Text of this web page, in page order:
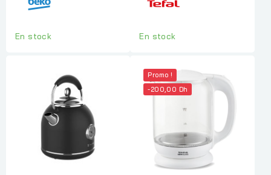
En stock En stock
Promo !
-200,00 Dh